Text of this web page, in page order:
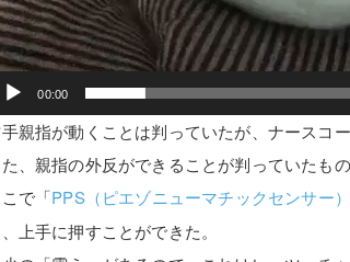
00:00
親指が動くことは判っていたが、ナースコ
た、親指の外反ができることが判っていたも
で「PPS（ピエゾニューマチックセンサー
上手に押すことができた。